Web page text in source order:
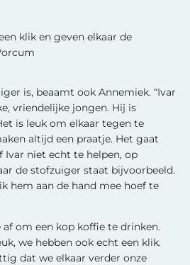
klik en geven elkaar de
is, beaamt ook Annemiek. “Ivar
vriendelijke jongen. Hij is
is leuk om elkaar tegen te
altijd een praatje. Het gaat
Ivar niet echt te helpen, op
de stofzuiger staat bijvoorbeeld.
hem aan de hand mee hoef te
om een kop koffie te drinken.
we hebben ook echt een klik.
dat we elkaar verder onze